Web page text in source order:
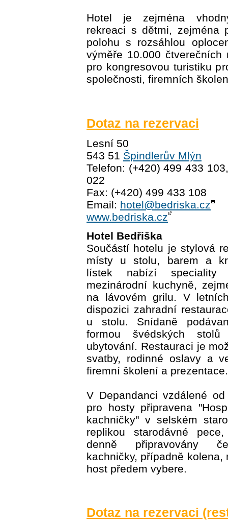
Hotel je zejména
rekreaci s dětmi, zejména
polohu s rozsáhlou
výměře 10.000 čtverečních
pro kongresovou turistiku
společnosti, firemních
Dotaz na rezervaci
Lesní 50
543 51 Špindlerův Mlýn
Telefon: (+420) 499 433
022
Fax: (+420) 499 433 108
Email: hotel@bedriska.cz
www.bedriska.cz
Hotel Bedřiška
Součástí hotelu je stylová
místy u stolu, barem a
lístek nabízí speciality
mezinárodní kuchyně,
na lávovém grilu. V
dispozici zahradní
u stolu. Snídaně
formou švédských
ubytování. Restauraci je
svatby, rodinné oslavy a
firemní školení a prezentace.
V Depandanci vzdálené
pro hosty připravena
kachničky" v selském
replikou starodávné
denně připravovány
kachničky, případně kolena,
host předem vybere.
Dotaz na rezervaci